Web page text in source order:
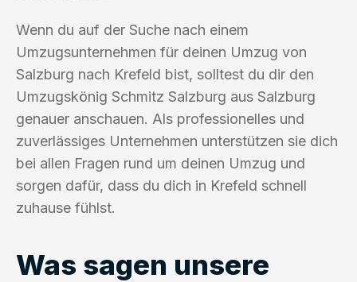
Wenn du auf der Suche nach einem
Umzugsunternehmen für deinen Umzug von
Salzburg nach Krefeld bist, solltest du dir den
Umzugskönig Schmitz Salzburg aus Salzburg
genauer anschauen. Als professionelles und
zuverlässiges Unternehmen unterstützen sie dich
bei allen Fragen rund um deinen Umzug und
sorgen dafür, dass du dich in Krefeld schnell
zuhause fühlst.
Was sagen unsere